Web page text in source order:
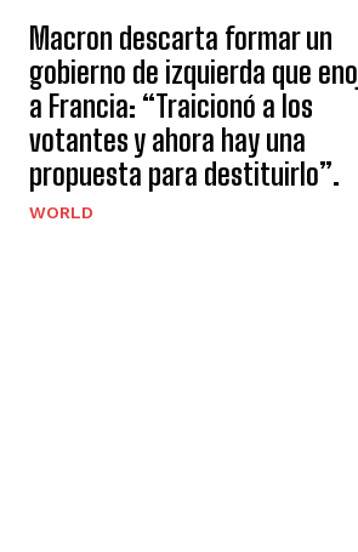
Macron descarta formar un
gobierno de izquierda que
a Francia: “Traicionó a los
votantes y ahora hay una
propuesta para destituirlo”.
WORLD